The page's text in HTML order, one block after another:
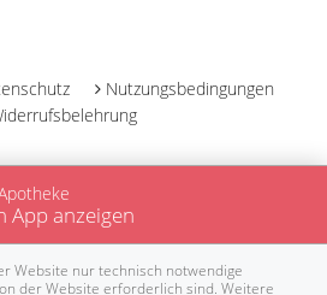
Nutzungsbedingungen
App anzeigen
Website nur technisch notwendige
der Website erforderlich sind. Weitere